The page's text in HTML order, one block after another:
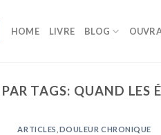
HOME LIVRE BLOG
TAGS: QUAND LES
ARTICLES DOULEUR CHRONIQUE